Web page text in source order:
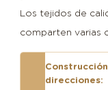
Los tejidos de
comparten varias
direcciones: